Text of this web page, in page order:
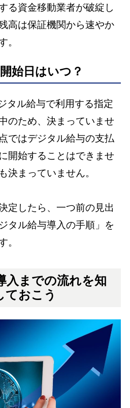
る資金移動業者が破綻し
高は保証機関から速やか
。
始日はいつ？
タル給与で利用する指定
のため、決まっていませ
ではデジタル給与の支払
開始することはできませ
決まっていません。
定したら、一つ前の見出
タル給与導入の手順」を
。
入までの流れを知
ておこう